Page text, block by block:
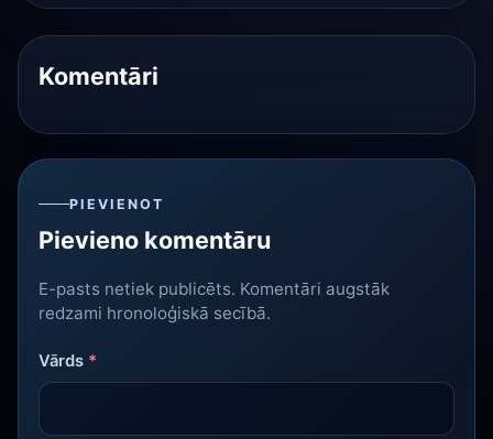
Komentāri
PIEVIENOT
Pievieno komentāru
E-pasts netiek publicēts. Komentāri augstāk
redzami hronoloģiskā secībā.
Vārds *